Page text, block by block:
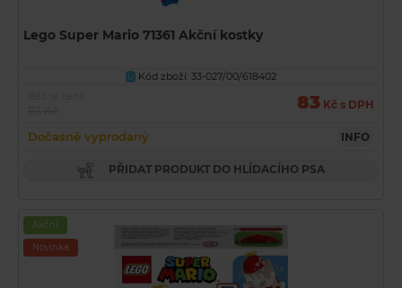
Lego Super Mario 71361 Akční kostky
U
Kód zboží: 33-027/00/618402
83 Kč s DPH
Dočasně vyprodaný INFO
PŘIDAT PRODUKT DO HLÍDACÍHO PSA
Akční
Novinka